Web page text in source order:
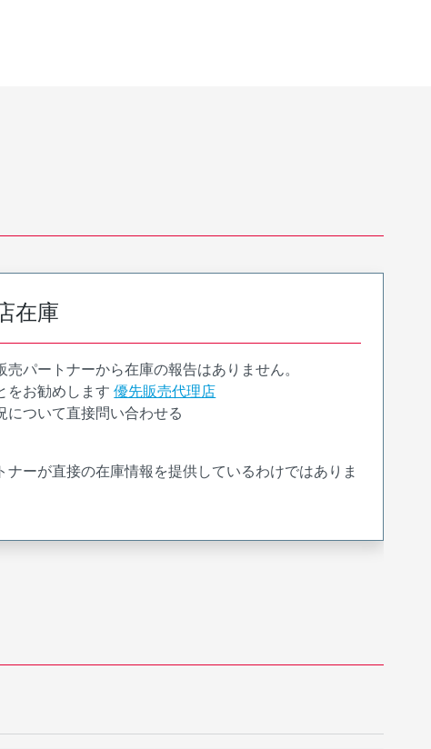
在庫
売パートナーから在庫の報告はありません。
をお勧めします 優先販売代理店
について直接問い合わせる
ナーが直接の在庫情報を提供しているわけではありま